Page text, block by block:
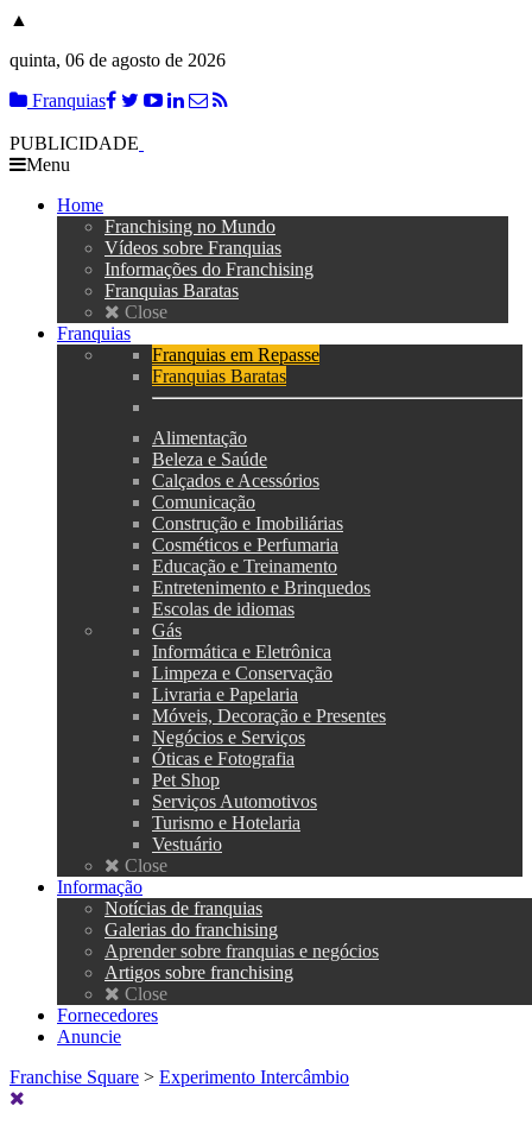
▲
quinta, 06 de agosto de 2026
Franquias
PUBLICIDADE
Menu
Home
Franchising no Mundo
Vídeos sobre Franquias
Informações do Franchising
Franquias Baratas
Close
Franquias
Franquias em Repasse
Franquias Baratas
Alimentação
Beleza e Saúde
Calçados e Acessórios
Comunicação
Construção e Imobiliárias
Cosméticos e Perfumaria
Educação e Treinamento
Entretenimento e Brinquedos
Escolas de idiomas
Gás
Informática e Eletrônica
Limpeza e Conservação
Livraria e Papelaria
Móveis, Decoração e Presentes
Negócios e Serviços
Óticas e Fotografia
Pet Shop
Serviços Automotivos
Turismo e Hotelaria
Vestuário
Close
Informação
Notícias de franquias
Galerias do franchising
Aprender sobre franquias e negócios
Artigos sobre franchising
Close
Fornecedores
Anuncie
Franchise Square > Experimento Intercâmbio